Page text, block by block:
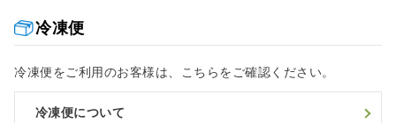
冷凍便
冷凍便をご利用のお客様は、こちらをご確認ください。
冷凍便について